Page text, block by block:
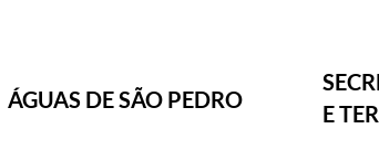
ÁGUAS DE SÃO PEDRO
E